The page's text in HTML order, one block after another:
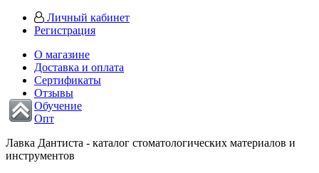
Личный кабинет
Регистрация
О магазине
Доставка и оплата
Сертификаты
Отзывы
Обучение
Опт
Лавка Дантиста - каталог стоматологических материалов и
инструментов